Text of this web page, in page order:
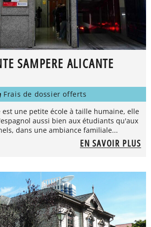
SAMPERE ALICANTE
Frais de dossier offerts
est une petite école à taille humaine, elle
aussi bien aux étudiants qu'aux
dans une ambiance familiale...
EN SAVOIR PLUS